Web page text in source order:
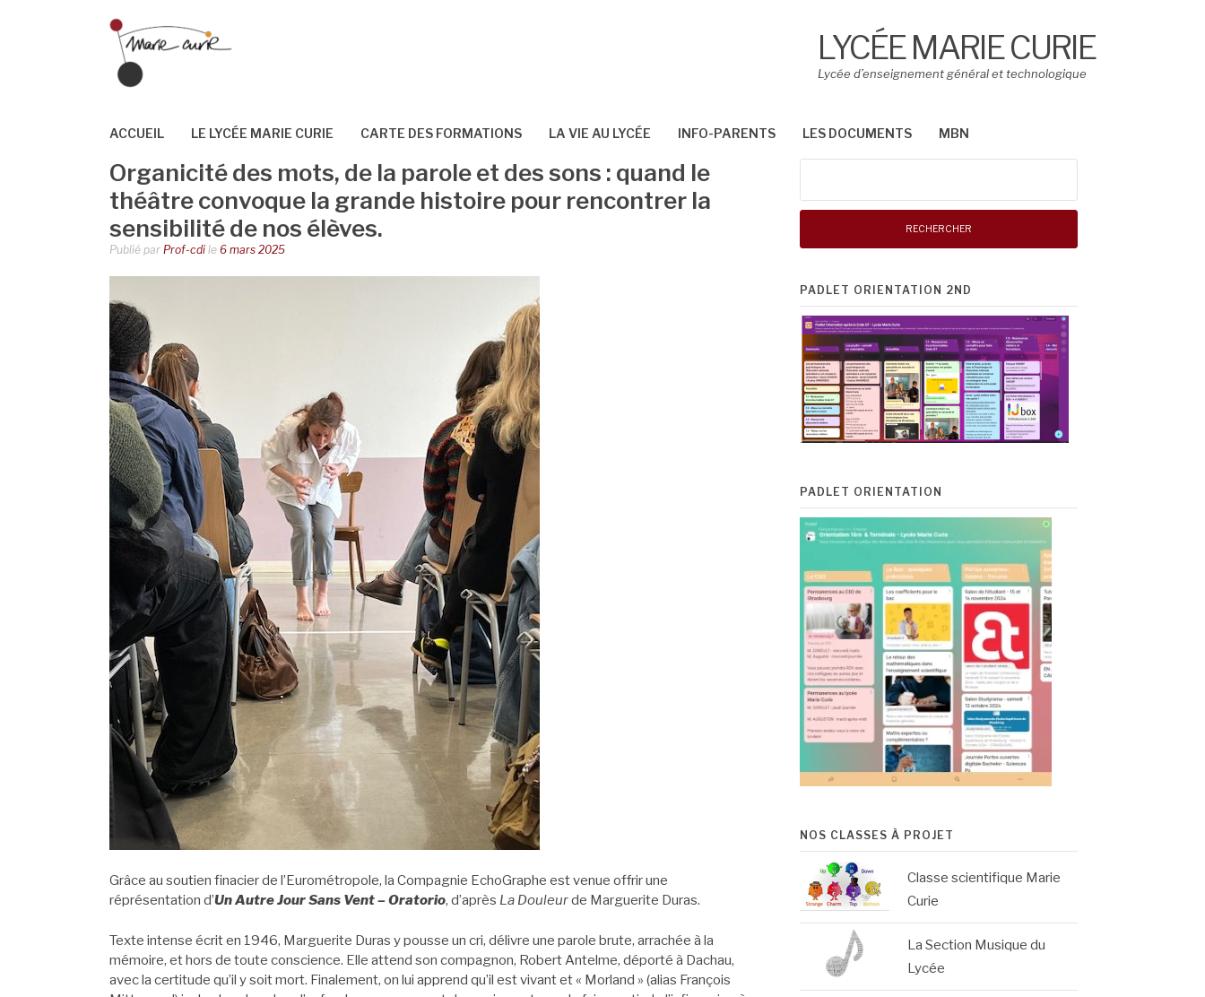
LYCÉE MARIE CURIE
Lycée d’enseignement général et technologique
ACCUEIL LE LYCÉE MARIE CURIE CARTE DES FORMATIONS LA VIE AU LYCÉE INFO-PARENTS LES DOCUMENTS MBN
Organicité des mots, de la parole et des sons : quand le
théâtre convoque la grande histoire pour rencontrer la
sensibilité de nos élèves.
Publié par Prof-cdi le 6 mars 2025
Grâce au soutien finacier de l’Eurométropole, la Compagnie EchoGraphe est venue offrir une
réprésentation d’Un Autre Jour Sans Vent – Oratorio, d’après La Douleurde Marguerite Duras.
Texte intense écrit en 1946, Marguerite Duras y pousse un cri, délivre une parole brute, arrachée à la
mémoire, et hors de toute conscience. Elle attend son compagnon, Robert Antelme, déporté à Dachau,
avec la certitude qu’il y soit mort. Finalement, on lui apprend qu’il est vivant et « Morland » (alias François
PADLET ORIENTATION 2ND
PADLET ORIENTATION
NOS CLASSES À PROJET
Classe scientifique Marie
Curie
La Section Musique du
Lycée